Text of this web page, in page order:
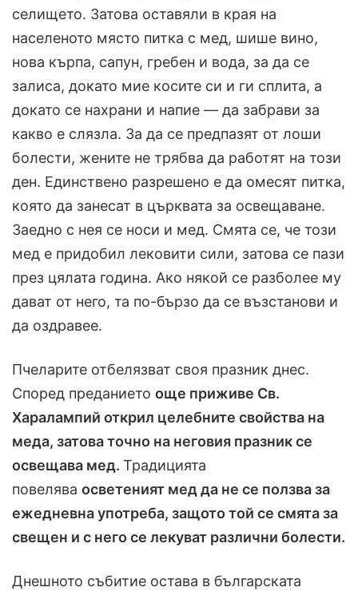
селището. Затова оставяли в края на
населеното място питка с мед, шише вино,
нова кърпа, сапун, гребен и вода, за да се
залиса, докато мие косите си и ги сплита, а
докато се нахрани и напие — да забрави за
какво е слязла. За да се предпазят от лоши
болести, жените не трябва да работят на този
ден. Единствено разрешено е да омесят питка,
която да занесат в църквата за освещаване.
Заедно с нея се носи и мед. Смята се, че този
мед е придобил лековити сили, затова се пази
през цялата година. Ако някой се разболее му
дават от него, та по-бързо да се възстанови и
да оздравее.
Пчеларите отбелязват своя празник днес.
Според преданието още приживе Св.
Харалампий открил целебните свойства на
меда, затова точно на неговия празник се
освещава мед. Традицията
повелява осветеният мед да не се ползва за
ежедневна употреба, защото той се смята за
свещен и с него се лекуват различни болести.
Днешното събитие остава в българската